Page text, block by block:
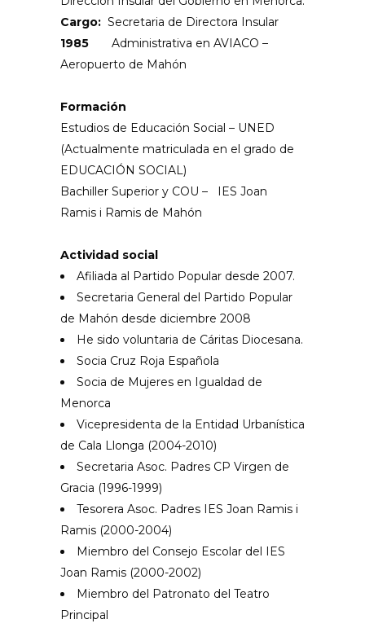
Cargo: Secretaria de Directora Insular
1985 Administrativa en AVIACO –
Aeropuerto de Mahón
Formación
Estudios de Educación Social – UNED
(Actualmente matriculada en el grado de
EDUCACIÓN SOCIAL)
Bachiller Superior y COU – IES Joan
Ramis i Ramis de Mahón
Actividad social
Afiliada al Partido Popular desde 2007.
Secretaria General del Partido Popular
de Mahón desde diciembre 2008
He sido voluntaria de Cáritas Diocesana.
Socia Cruz Roja Española
Socia de Mujeres en Igualdad de
Menorca
Vicepresidenta de la Entidad Urbanística
de Cala Llonga (2004-2010)
Secretaria Asoc. Padres CP Virgen de
Gracia (1996-1999)
Tesorera Asoc. Padres IES Joan Ramis i
Ramis (2000-2004)
Miembro del Consejo Escolar del IES
Joan Ramis (2000-2002)
Miembro del Patronato del Teatro
Principal